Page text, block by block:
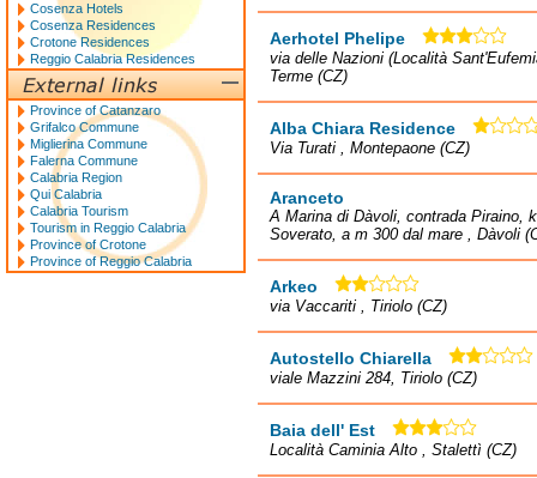
Aerhotel Phelipe
via delle Nazioni (Località
Terme (CZ)
Alba Chiara Residence
Via Turati , Montepaone (CZ)
Aranceto
A Marina di Dàvoli, contrada Piraino,
Soverato, a m 300 dal mare , Dàvoli
Arkeo
via Vaccariti , Tiriolo (CZ)
Autostello Chiarella
viale Mazzini 284, Tiriolo (CZ)
Baia dell' Est
Località Caminia Alto , Stalettì (CZ)
Cosenza Hotels
Cosenza Residences
Crotone Residences
Reggio Calabria Residences
Province of Catanzaro
Grifalco Commune
Miglierina Commune
Falerna Commune
Calabria Region
Qui Calabria
Calabria Tourism
Tourism in Reggio Calabria
Province of Crotone
Province of Reggio Calabria